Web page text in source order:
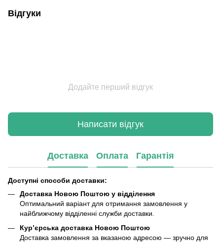
Відгуки
Додайте перший відгук
Написати відгук
Доставка Оплата Гарантія
Доступні способи доставки:
Доставка Новою Поштою у відділення
Оптимальний варіант для отримання замовлення у
найближчому відділенні служби доставки.
Кур’єрська доставка Новою Поштою
Доставка замовлення за вказаною адресою — зручно для